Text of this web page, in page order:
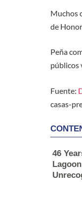
Muchos
de
Peña
públicos
Fuente:
casas-